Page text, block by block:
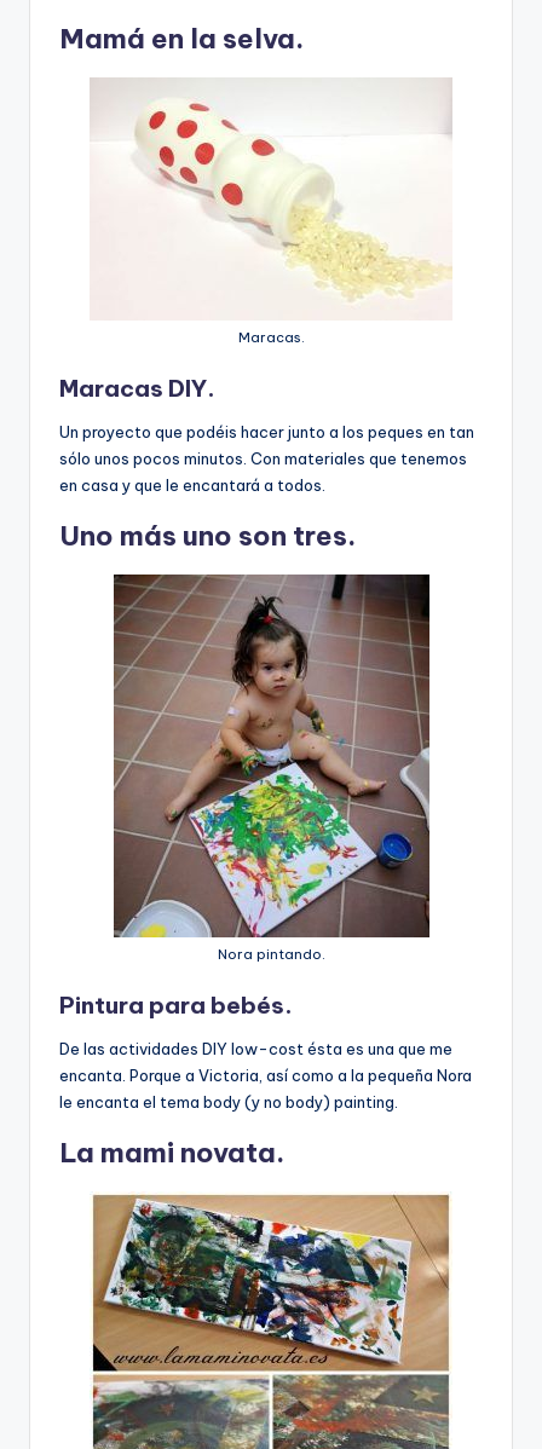
Mamá en la selva.
Maracas.
Maracas DIY.
Un proyecto que podéis hacer junto a los peques en tan
sólo unos pocos minutos. Con materiales que tenemos
en casa y que le encantará a todos.
Uno más uno son tres.
Nora pintando.
Pintura para bebés.
De las actividades DIY low-cost ésta es una que me
encanta. Porque a Victoria, así como a la pequeña Nora
le encanta el tema body (y no body) painting.
La mami novata.